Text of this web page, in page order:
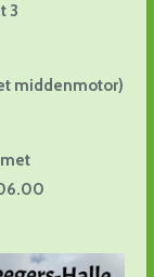
3
middenmotor)
met